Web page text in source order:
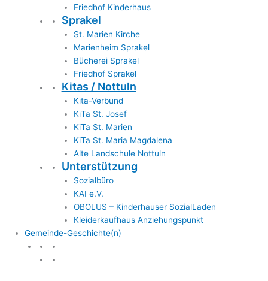
Friedhof Kinderhaus
Sprakel
St. Marien Kirche
Marienheim Sprakel
Bücherei Sprakel
Friedhof Sprakel
Kitas / Nottuln
Kita-Verbund
KiTa St. Josef
KiTa St. Marien
KiTa St. Maria Magdalena
Alte Landschule Nottuln
Unterstützung
Sozialbüro
KAI e.V.
OBOLUS – Kinderhauser SozialLaden
Kleiderkaufhaus Anziehungspunkt
Gemeinde-Geschichte(n)